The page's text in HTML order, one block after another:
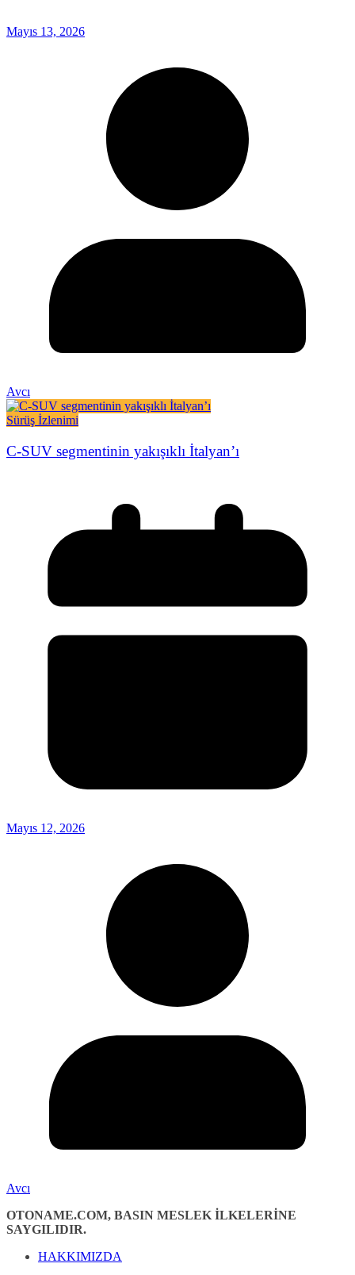
Mayıs 13, 2026
Avcı
Sürüş İzlenimi
C-SUV segmentinin yakışıklı İtalyan’ı
Mayıs 12, 2026
Avcı
OTONAME.COM, BASIN MESLEK İLKELERİNE
SAYGILIDIR.
HAKKIMIZDA